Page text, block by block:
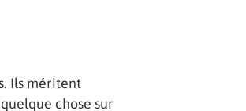
Ils méritent
chose sur